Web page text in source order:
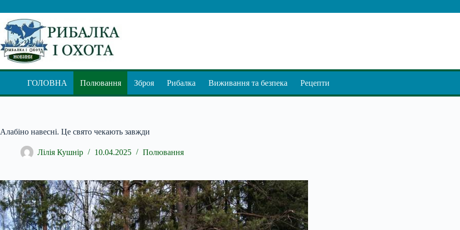
до
вмісту
ГОЛОВНА Полювання Зброя Рибалка Виживання та безпека Рецепти
Алабіно навесні. Це свято чекають завжди
Лілія Кушнір 10.04.2025 Полювання